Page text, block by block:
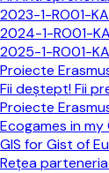
2023-1-RO01-
2024-1-RO01-
2025-1-RO01-
Proiecte
Fii deștept! Fii
Proiecte
Ecogames in my
GIS for Gist of
Reţea